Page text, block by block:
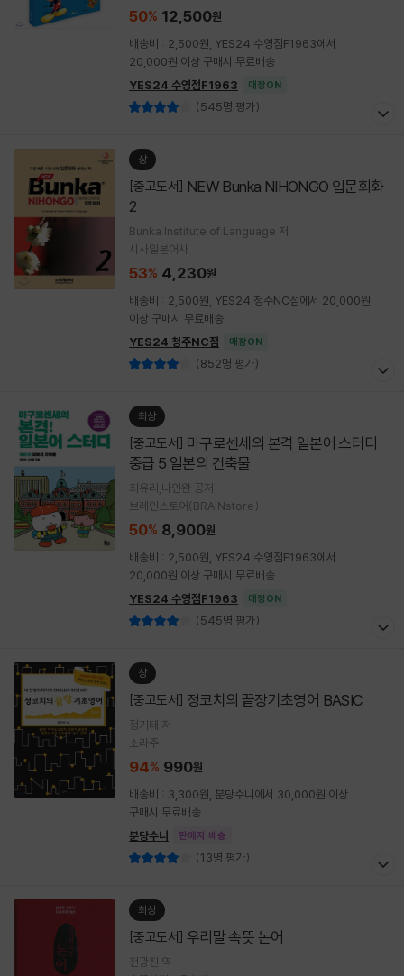
50% 12,500원
배송비 : 2,500원, YES24 수영점F1963에서
20,000원 이상 구매시 무료배송
YES24 수영점F1963
매장ON
(545명 평가)
상
[중고도서]
2
Bunka Institute of Language 저
시사일본어사
53% 4,230원
배송비 : 2,500원, YES24 청주NC점에서 20,000원
이상 구매시 무료배송
YES24 청주NC점
매장ON
(852명 평가)
최상
[중고도서]
중급 5 일본의 건축물
최유리,나인완 공저
브레인스토어(BRAINstore)
50% 8,900원
배송비 : 2,500원, YES24 수영점F1963에서
20,000원 이상 구매시 무료배송
YES24 수영점F1963
매장ON
(545명 평가)
상
[중고도서] 정코치의 끝장기초영어 BASIC
정기태 저
소라주
94% 990원
배송비 : 3,300원, 분당수니에서 30,000원 이상
구매시 무료배송
분당수니
판매자 배송
(13명 평가)
최상
[중고도서] 우리말 속뜻 논어
전광진 역